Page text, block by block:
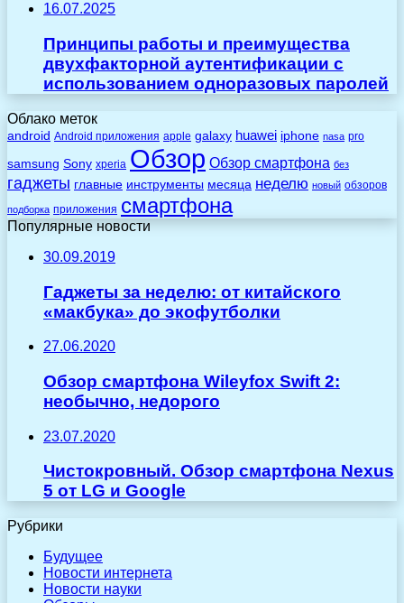
16.07.2025
Принципы работы и преимущества
двухфакторной аутентификации с
использованием одноразовых паролей
Облако меток
android Android приложения apple galaxy huawei iphone nasa pro
samsung Sony xperia Обзор Обзор смартфона без
гаджеты главные инструменты месяца неделю новый обзоров
подборка приложения смартфона
Популярные новости
30.09.2019
Гаджеты за неделю: от китайского
«макбука» до экофутболки
27.06.2020
Обзор смартфона Wileyfox Swift 2:
необычно, недорого
23.07.2020
Чистокровный. Обзор смартфона Nexus
5 от LG и Google
Рубрики
Будущее
Новости интернета
Новости науки